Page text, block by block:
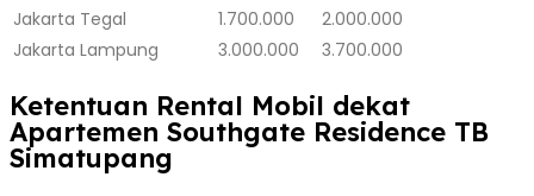
Jakarta Tegal 1.700.000
2.000.000
Jakarta Lampung 3.000.000 3.700.000
Ketentuan Rental Mobil dekat
Apartemen Southgate Residence TB
Simatupang